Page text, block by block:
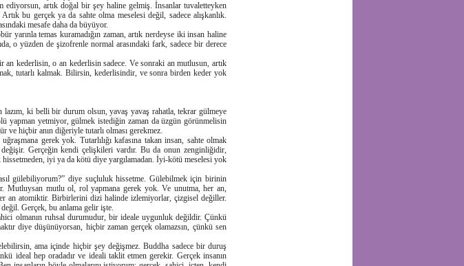
artık doğal bir şey haline gelmiş. İnsanlar tuvaletteyken
bu gerçek ya da sahte olma meselesi değil, sadece alışkanlık.
mesafe daha da büyüyor.
yarınla temas kuramadığın zaman, artık nerdeyse iki insan haline
o yüzden de şizofrenle normal arasındaki fark, sadece bir derece
kederlisin, o an kederlisin sadece. Ve sonraki an mutlusun, artık
tutarlı kalmak. Bilirsin, kederlisindir, ve sonra birden keder yok
ki belli bir durum olsun, yavaş yavaş rahatla, tekrar gülmeye
yapman yetmiyor, gülmek istediğin zaman da üzgün görünmelisin
ve hiçbir anın diğeriyle tutarlı olması gerekmez.
gerek yok. Tutarlılığı kafasına takan insan, sahte olmak
Gerçeğin kendi çelişkileri vardır. Bu da onun zenginliğidir,
iyi ya da kötü diye yargılamadan. İyi-kötü meselesi yok
gülebiliyorum?” diye suçluluk hissetme. Gülebilmek için birinin
Mutluysan mutlu ol, rol yapmana gerek yok. Ve unutma, her an,
an atomiktir. Birbirlerini dizi halinde izlemiyorlar, çizgisel değiller.
Gerçek, bu anlama gelir işte.
olmanın ruhsal durumudur, bir ideale uygunluk değildir. Çünkü
diye düşünüyorsan, hiçbir zaman gerçek olamazsın, çünkü sen
ama içinde hiçbir şey değişmez. Buddha sadece bir duruş
ideal hep oradadır ve ideali taklit etmen gerekir. Gerçek insanın